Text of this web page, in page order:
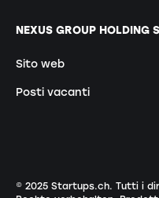
NEXUS GROUP HOLDING
Sito web
Posti vacanti
© 2025 Startups.ch. Tutti i